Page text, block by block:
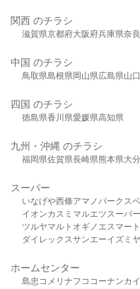
関西 のチラシ
滋賀県京都府大阪府兵庫県奈
中国 のチラシ
鳥取県島根県岡山県広島県山
四国 のチラシ
徳島県香川県愛媛県高知県
九州・沖縄 のチラシ
福岡県佐賀県長崎県熊本県大
スーパー
いなげや西條アマノパークス
イオンカスミ マルエツスーパ
ツルヤマルト オギノ エスマート
ダイレックスサンエーイズミヤ
ホームセンター
島忠 コメリ ナフコ コーナンカ